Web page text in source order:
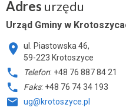
Adres urzędu
Urząd Gminy w
ul. Piastowska 46,
59-223 Krotoszyce
Telefon: +48 76 887 84 21
Faks: +48 76 74 34 193
ug@krotoszyce.pl